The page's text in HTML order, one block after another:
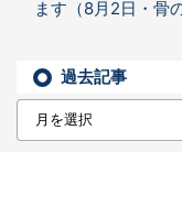
ます（8月2日・骨
過去記事